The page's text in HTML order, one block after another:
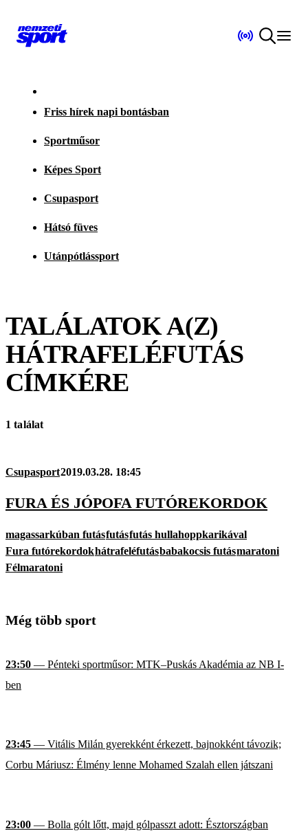
Friss hírek napi bontásban
Sportműsor
Képes Sport
Csupasport
Hátsó füves
Utánpótlássport
TALÁLATOK A(Z)
HÁTRAFELÉFUTÁS
CÍMKÉRE
1 találat
Csupasport2019.03.28. 18:45
FURA ÉS JÓPOFA FUTÓREKORDOK
magassarkúban futásfutásfutás hullahoppkarikával
Fura futórekordokhátrafeléfutásbabakocsis futásmaratoni
Félmaratoni
Még több sport
23:50 — Pénteki sportműsor: MTK–Puskás Akadémia az NB I-
ben
23:45 — Vitális Milán gyerekként érkezett, bajnokként távozik;
Corbu Máriusz: Élmény lenne Mohamed Szalah ellen játszani
23:00 — Bolla gólt lőtt, majd gólpasszt adott: Észtországban